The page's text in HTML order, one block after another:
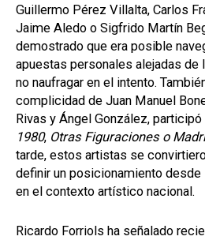
Guillermo Pérez Villalta, Carlos
Jaime Aledo o Sigfrido Martín
demostrado que era posible
apuestas personales alejadas
no naufragar en el intento.
complicidad de Juan Manuel
Rivas y Ángel González,
1980, Otras Figuraciones o
tarde, estos artistas se
definir un posicionamiento
en el contexto artístico nacional.
Ricardo Forriols ha señalado